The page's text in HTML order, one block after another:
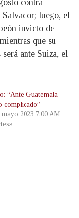
contra
luego, el
invicto de
que su
ante Suiza, el
“Ante Guatemala
complicado”
mayo 2023 7:00 AM